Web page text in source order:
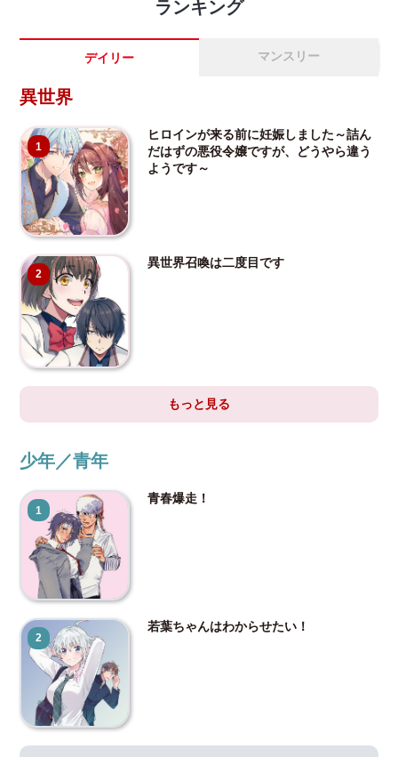
ランキング
デイリー マンスリー
異世界
1
ヒロインが来る前に妊娠しました～詰ん
だはずの悪役令嬢ですが、どうやら違う
ようです～
2
異世界召喚は二度目です
もっと見る
少年／青年
1
青春爆走！
2
若葉ちゃんはわからせたい！